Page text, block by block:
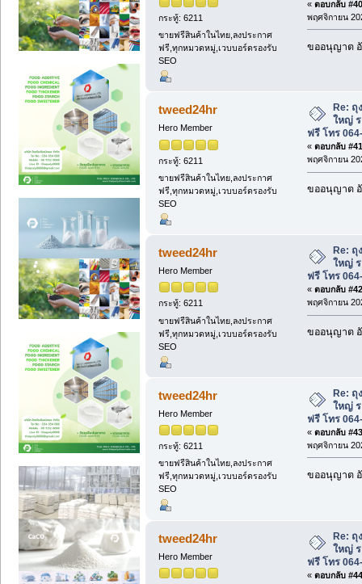
กระทู้: 6211
ขายฟรีสินค้าในไทย,ลงประกาศ
ฟรี,ทุกหมวดหมู่,เวบบอร์ดรองรับ
SEO
« ตอบกลับ
พฤศจิกายน
ขออนุญาต
tweed24hr
Hero Member
กระทู้: 6211
ขายฟรีสินค้าในไทย,ลงประกาศ
ฟรี,ทุกหมวดหมู่,เวบบอร์ดรองรับ
SEO
Re: ถุ
ใหญ่
ฟรี โทร
« ตอบกลับ
พฤศจิกายน
ขออนุญาต
tweed24hr
Hero Member
กระทู้: 6211
ขายฟรีสินค้าในไทย,ลงประกาศ
ฟรี,ทุกหมวดหมู่,เวบบอร์ดรองรับ
SEO
Re: ถุ
ใหญ่
ฟรี โทร
« ตอบกลับ
พฤศจิกายน
ขออนุญาต
tweed24hr
Hero Member
กระทู้: 6211
ขายฟรีสินค้าในไทย,ลงประกาศ
ฟรี,ทุกหมวดหมู่,เวบบอร์ดรองรับ
SEO
Re: ถุ
ใหญ่
ฟรี โทร
« ตอบกลับ
พฤศจิกายน
ขออนุญาต
tweed24hr
Hero Member
Re: ถุ
ใหญ่
ฟรี โทร
« ตอบกลับ